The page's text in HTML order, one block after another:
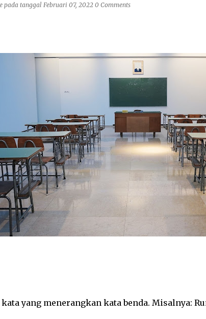
pada tanggal Februari 07, 2022 0 Comments
yang menerangkan kata benda. Misalnya: